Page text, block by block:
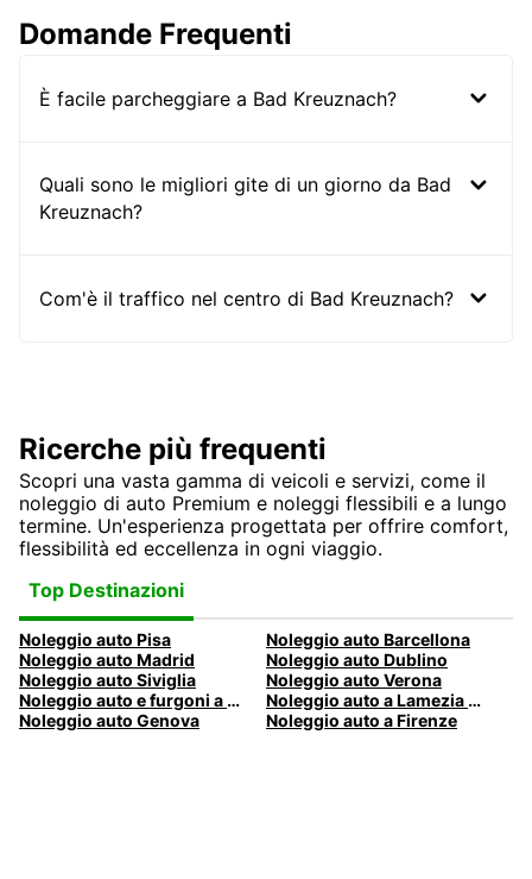
Domande Frequenti
È facile parcheggiare a Bad Kreuznach?
Quali sono le migliori gite di un giorno da Bad
Kreuznach?
Com'è il traffico nel centro di Bad Kreuznach?
Ricerche più frequenti
Scopri una vasta gamma di veicoli e servizi, come il
noleggio di auto Premium e noleggi flessibili e a lungo
termine. Un'esperienza progettata per offrire comfort,
flessibilità ed eccellenza in ogni viaggio.
Top Destinazioni
Noleggio auto Pisa
Noleggio auto Barcellona
Noleggio auto Madrid
Noleggio auto Dublino
Noleggio auto Siviglia
Noleggio auto Verona
Noleggio auto e furgoni a Pescara
Noleggio auto a Lamezia Terme, Italia
Noleggio auto Genova
Noleggio auto a Firenze